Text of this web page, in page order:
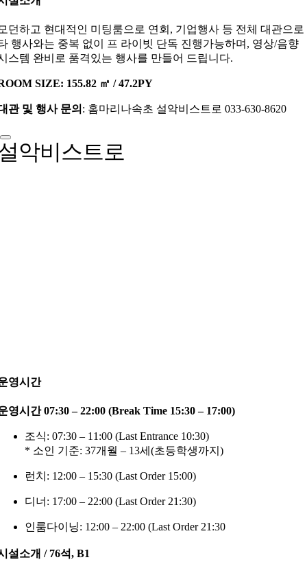
던하고 현대적인 미팅룸으로 연회, 기업행사 등 전체 대관으로
행사와는 중복 없이 프 라이빗 단독 진행가능하며, 영상/음향
스템 완비로 품격있는 행사를 만들어 드립니다.
SIZE: 155.82 ㎡ / 47.2PY
관 및 행사 문의 : 홈마리나속초 설악비스트로 033-630-8620
악비스트로
영시간
영시간 07:30 – 22:00 (Break Time 15:30 – 17:00)
조식: 07:30 – 11:00 (Last Entrance 10:30)
* 소인 기준: 37개월 – 13세(초등학생까지)
런치: 12:00 – 15:30 (Last Order 15:00)
디너: 17:00 – 22:00 (Last Order 21:30)
인룸다이닝: 12:00 – 22:00 (Last Order 21:30
설소개 / 76석, B1